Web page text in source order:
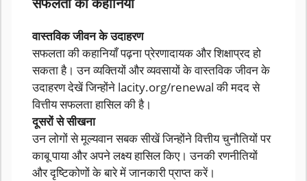
वास्तविक जीवन के उदाहरण
सफलता की कहानियाँ पढ़ना प्रेरणादायक और शिक्षाप्रद हो
सकता है। उन व्यक्तियों और व्यवसायों के वास्तविक जीवन के
उदाहरण देखें जिन्होंने lacity.org/renewal की मदद से
वित्तीय सफलता हासिल की है।
दूसरों से सीखना
उन लोगों से मूल्यवान सबक सीखें जिन्होंने वित्तीय चुनौतियों पर
काबू पाया और अपने लक्ष्य हासिल किए। उनकी रणनीतियों
और दृष्टिकोणों के बारे में जानकारी प्राप्त करें।